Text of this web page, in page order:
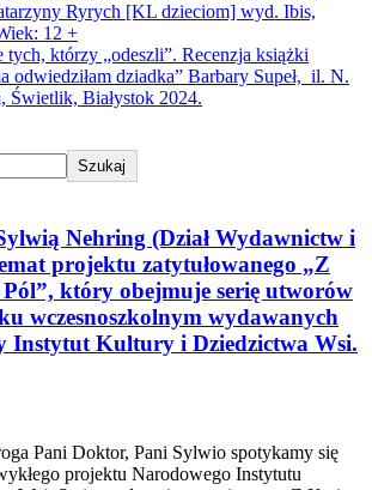
Ryrych [KL dzieciom] wyd. Ibis,
12 +
tych, którzy „odeszli”. Recenzja książki
odwiedziłam dziadka” Barbary Supeł, il. N.
Świetlik, Białystok 2024.
Szukaj
Nehring (Dział Wydawnictw i
projektu zatytułowanego „Z
który obejmuje serię utworów
wczesnoszkolnym wydawanych
Instytut Kultury i Dziedzictwa Wsi.
Pani Doktor, Pani Sylwio spotykamy się
projektu Narodowego Instytutu